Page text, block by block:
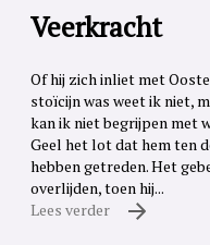
Veerkracht
Of hij zich inliet met
stoïcijn was weet ik niet,
kan ik niet begrijpen met
Geel het lot dat hem ten
hebben getreden. Het
overlijden, toen hij...
Lees verder